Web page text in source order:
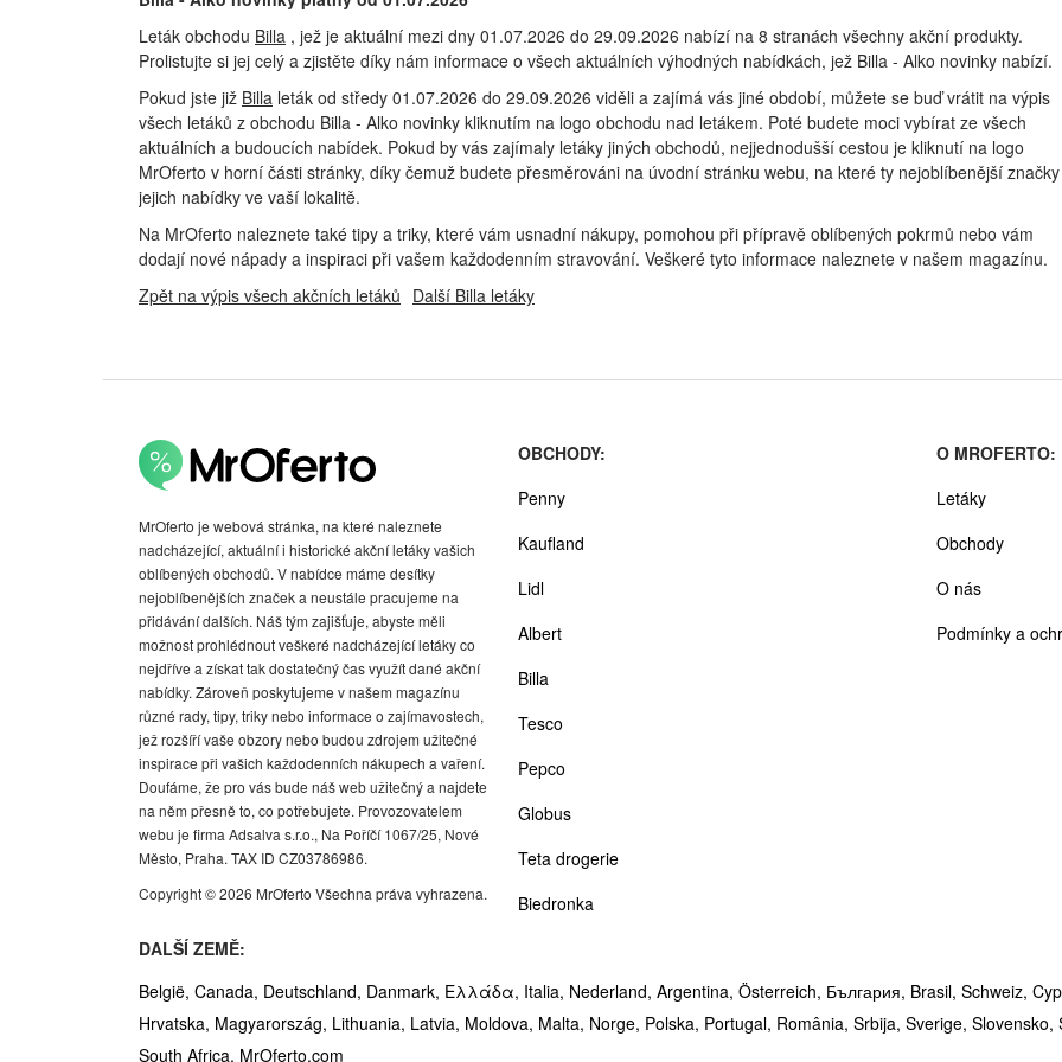
Leták obchodu Billa , jež je aktuální mezi dny 01.07.2026 do 29.09.2026 nabízí na 8 stranách všechny akční produkty.
Prolistujte si jej celý a zjistěte díky nám informace o všech aktuálních výhodných nabídkách, jež Billa - Alko novinky nabízí.
Pokud jste již Billa leták od středy 01.07.2026 do 29.09.2026 viděli a zajímá vás jiné období, můžete se buď vrátit na výpis
všech letáků z obchodu Billa - Alko novinky kliknutím na logo obchodu nad letákem. Poté budete moci vybírat ze všech
aktuálních a budoucích nabídek. Pokud by vás zajímaly letáky jiných obchodů, nejjednodušší cestou je kliknutí na logo
MrOferto v horní části stránky, díky čemuž budete přesměrováni na úvodní stránku webu, na které ty nejoblíbenější
jejich nabídky ve vaší lokalitě.
Na MrOferto naleznete také tipy a triky, které vám usnadní nákupy, pomohou při přípravě oblíbených pokrmů nebo vám
dodají nové nápady a inspiraci při vašem každodenním stravování. Veškeré tyto informace naleznete v našem magazínu.
Zpět na výpis všech akčních letáků Další Billa letáky
MrOferto je webová stránka, na které naleznete
nadcházející, aktuální i historické akční letáky vašich
oblíbených obchodů. V nabídce máme desítky
nejoblíbenějších značek a neustále pracujeme na
přidávání dalších. Náš tým zajišťuje, abyste měli
možnost prohlédnout veškeré nadcházející letáky co
nejdříve a získat tak dostatečný čas využít dané akční
nabídky. Zároveň poskytujeme v našem magazínu
různé rady, tipy, triky nebo informace o zajímavostech,
jež rozšíří vaše obzory nebo budou zdrojem užitečné
inspirace při vašich každodenních nákupech a vaření.
Doufáme, že pro vás bude náš web užitečný a najdete
na něm přesně to, co potřebujete. Provozovatelem
webu je firma Adsalva s.r.o., Na Poříčí 1067/25, Nové
Město, Praha. TAX ID CZ03786986.
Copyright © 2026 MrOferto Všechna práva vyhrazena.
OBCHODY:
Penny
Kaufland
Lidl
Albert
Billa
Tesco
Pepco
Globus
Teta drogerie
Biedronka
O MROFERTO:
Letáky
Obchody
O nás
Podmínky a
DALŠÍ ZEMĚ:
België, Canada, Deutschland, Danmark, Ελλάδα, Italia, Nederland, Argentina, Österreich, България, Brasil, Schweiz,
Hrvatska, Magyarország, Lithuania, Latvia, Moldova, Malta, Norge, Polska, Portugal, România, Srbija, Sverige, Slovensko,
South Africa, MrOferto.com